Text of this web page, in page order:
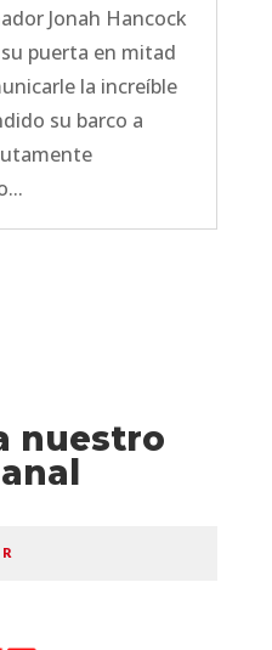
Jonah Hancock
puerta en mitad
la increíble
su barco a
nuestro